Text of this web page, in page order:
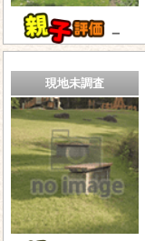
－
現地未調査